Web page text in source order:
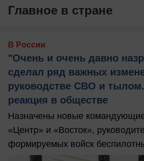
Главное в стране
В России
"Очень и очень давно
сделал ряд важных
руководстве СВО и
реакция в обществе
Назначены новые
«Центр» и «Восток»,
формируемых войск